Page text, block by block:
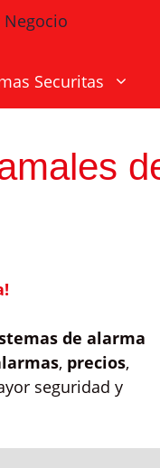
Securitas
de alarma
, precios,
seguridad y